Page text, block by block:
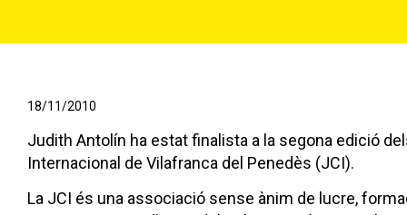
18/11/2010
Judith Antolín ha estat finalista a la segona edició
Internacional de Vilafranca del Penedès (JCI).
La JCI és una associació sense ànim de lucre,